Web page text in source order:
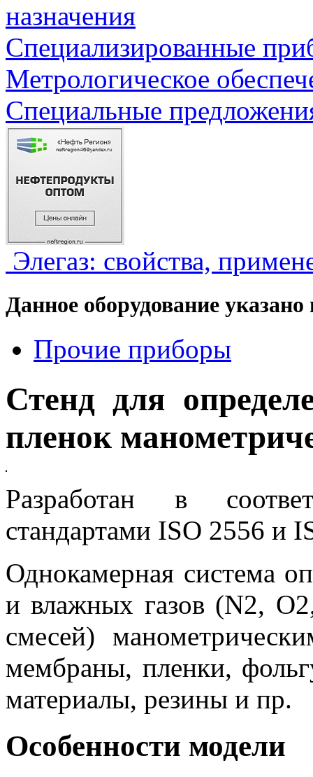
назначения
Специализированные
Метрологическое
Специальные
Элегаз: свойства,
Данное оборудование
Прочие приборы
Стенд для
пленок
Разработан в
стандартами ISO 2556 и
Однокамерная система
и влажных газов (N2,
смесей)
мембраны, пленки,
материалы, резины и пр.
Особенности модели